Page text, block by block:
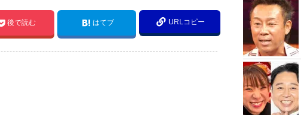
後で読む はてブ URLコピー